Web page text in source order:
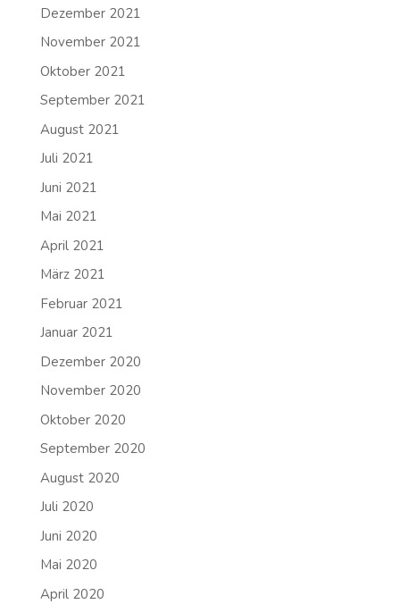
Dezember 2021
November 2021
Oktober 2021
September 2021
August 2021
Juli 2021
Juni 2021
Mai 2021
April 2021
März 2021
Februar 2021
Januar 2021
Dezember 2020
November 2020
Oktober 2020
September 2020
August 2020
Juli 2020
Juni 2020
Mai 2020
April 2020